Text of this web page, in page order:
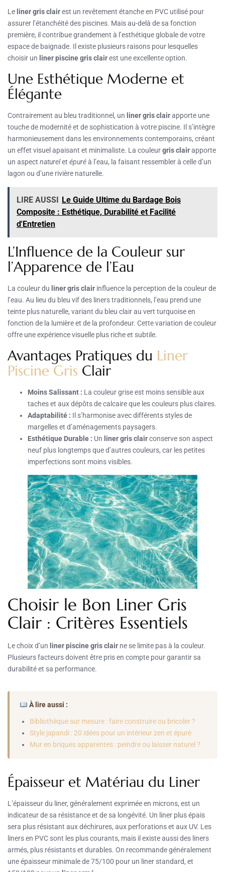
Le liner gris clairest un revêtement étanche en PVC utilisé pour
assurer l’étanchéité des piscines. Mais au-delà de sa fonction
première, il contribue grandement à l’esthétique globale de votre
espace de baignade. Il existe plusieurs raisons pour lesquelles
choisir un liner piscine gris clairest une excellente option.
Une Esthétique Moderne et
Élégante
Contrairement au bleu traditionnel, un liner gris clairapporte une
touche de modernité et de sophistication à votre piscine. Il s’intègre
harmonieusement dans les environnements contemporains, créant
un effet visuel apaisant et minimaliste. La couleurgris clairapporte
un aspect naturelet épuréà l’eau, la faisant ressembler à celle d’un
lagon ou d’une rivière naturelle.
LIRE AUSSI
Le Guide Ultime du Bardage Bois
Composite : Esthétique, Durabilité et Facilité
d'Entretien
L’Influence de la Couleur sur
l’Apparence de l’Eau
La couleur du liner gris clair influence la perception de la couleur de
l’eau. Au lieu du bleu vif des liners traditionnels, l’eau prend une
teinte plus naturelle, variant du bleu clair au vert turquoise en
fonction de la lumière et de la profondeur. Cette variation de couleur
offre une expérience visuelle plus riche et subtile.
Avantages Pratiques du Liner
Piscine Gris Clair
Moins Salissant : La couleur grise est moins sensible aux
taches et aux dépôts de calcaire que les couleurs plus claires.
Adaptabilité : Il s’harmonise avec différents styles de
margelles et d’aménagements paysagers.
Esthétique Durable : Un liner gris clairconserve son aspect
neuf plus longtemps que d’autres couleurs, car les petites
imperfections sont moins visibles.
Choisir le Bon Liner Gris
Clair : Critères Essentiels
Le choix d’un liner piscine gris clair ne se limite pas à la couleur.
Plusieurs facteurs doivent être pris en compte pour garantir sa
durabilité et sa performance.
À lire aussi :
Bibliothèque sur mesure : faire construire ou bricoler ?
Style japandi : 20 idées pour un intérieur zen et épuré
Mur en briques apparentes : peindre ou laisser naturel ?
Épaisseur et Matériau du Liner
L’épaisseur du liner, généralement exprimée en microns, est un
indicateur de sa résistance et de sa longévité. Un liner plus épais
sera plus résistant aux déchirures, aux perforations et aux UV. Les
liners en PVC sont les plus courants, mais il existe aussi des liners
armés, plus résistants et durables. On recommande généralement
une épaisseur minimale de 75/100 pour un liner standard, et